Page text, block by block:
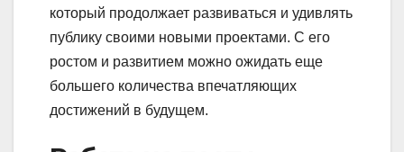
который продолжает развиваться и удивлять
публику своими новыми проектами. С его
ростом и развитием можно ожидать еще
большего количества впечатляющих
достижений в будущем.